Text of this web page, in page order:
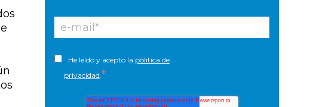
He leído y acepto la pólitica de
privacidad *